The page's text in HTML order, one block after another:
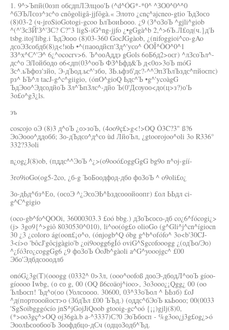
1. 9^>Ъпй(0озп обсдпЛЭлцоо'Ь (^d^ÓG*-*0^ ^ЗО0^0^^0
^бЭЪЛсоз^зс^о cnôgoligâ-jjfôgà.« Элото ¿cnç^ajcneo-gtio ЪдЗосо
(8)03-2 (ч-jroSioGotogi-gcoo ЬлЪоиЬооо. ¿9 (З^оЗоЪ ^gjli^giob
^(^'ЗсЗЙ'З^'ЗС? С?"3 ligS-iG^ng-jjfo ¿•gGgà^b 2,^>6Ъ.Л£од(ч.}д'Ь
tsbg.itoj'libg.i ЪдЭооо (8)03-360 GocJGgàob, ¿(nifoggioi^co-gAo
дсоЭЗсобдб(8)д<!юЬ •^(паоодйсп'Зд^'усо^ ÔOÎ^ÔO^0^1
ЗЗ^х^С^'Э^ 6¿^ococrv>6. Ъ^ооАддэ gGols 6оБ6д2>осг) ^лЗсоЪл^-
дс^о ЭЛойбодо о6<дп(03^ооЪ ФЗ^Ьфд&Ъ д<0о>3оЪ móG
Зс^.ьЪфоз'зйо, Э-дЪод.ьс^'збо, ЗЬ.ьфзб'дс?-^^ЭпЗЪлЪздс^пйоспс)
рз^ ЬЪ^л tacJ-g^c^giigio, (ónO^gioQ Ьдс^Ъ •g^'ycoàgG
ЪдЭоо^ЭдсодйоЪ Зл^ЪпЗлс^-дйо Ъ(0'Дсоуоо<до(ц>з?)о'Ь
3o£o^g3¿ls.
эъ
coscojo оЭ (8)3 д^оЪ ¿о>зоЪ, (4oo9ç£>g<!>OQ Ô3C?3" ß?6
ЭоЭооо^ддобб; Зо-дЪдсо^д^со ùd ЛйоЪл, ¿gtoorojoo^oli 3o R336°
332?33oli
n¿og¿J(8)ob, (пддс^^ЭоЪ ^¿>(o9ooó£oggGgG bg9o n^oj-gíí-
3ro9ioGo(og5-2co, ¿б-g ЪоБоодфод-дбо фоЗоЪ ^ o9oli£o¿
Зо-дЬд^бз^Ео, (осоЭ ^¿ЭсоЭЬ^Ьздсооойоопг) £ол ЬЬдл ci-
g^C^gigio
(oco-gb^fo^QOOi, 36000303.3 £oó bbg.) дЗоЪсосо-дб co¿6^fócogi¿>
(j> 3go9{^>giô 8030530^010), li^oo(óg£o olioGo (g^Gli^j^cn^ígiocn
30 ¿3 ¿coloro ág(oon£¡o^o, (ónjogb^Q óbg g^b^ofófo^ 3o<b'30CJ-
3<í>o 'bôcJ'gôcjgàgio'b ¿oi9oogg6gÍó oviG^Sgcofooogg ¿(одЪо/Эо)
^¿fó3ro¿coggGg6 ¿9 фоЗоЪ ÔoJb^gàoli a^G^yooojgc^ £00
Эбо'Эдбдсооодлб
onóG¿3g(T)(ooogg (0332^ 0>3л, (ooo^oofoß дооЭ-дбодЛ^ооЪ gíoo-
gíoooo Iwbg, (о со g, 00 (OQ ß6coäoj^ioo>, 3o3ooo¿¡Qgg¿ 00 (oo
ЪлЬосп! Ъд^о(оо (Уолсоооо. 30600, 03^33оЪол ^ ЬЬзб) £oJ
^д(портооойост>о (ЗбдЪл £00 ЪЪд.) (оддс^бЭоЪ кьЬооо; 00(0033
'SgSoibgggócío jnS^jGojJiQoob gtooig-gc^oó {¡¡)gjlj(8)0,
(*>oo3gç^>OQ oj36gà.b а-^3337)С?0 ЭоЪбосп - %g3oo¿j3g£og¿>ó
ЭоолЬсообооЪ Зоофдбцо-дСч (одцоЗодб^Ъд.